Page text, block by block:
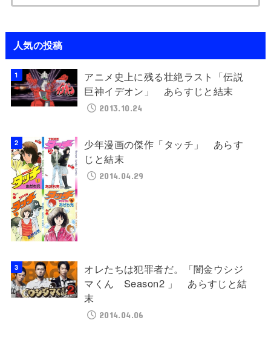
索:
人気の投稿
アニメ史上に残る壮絶ラスト「伝説
巨神イデオン」 あらすじと結末
2013.10.24
少年漫画の傑作「タッチ」 あらす
じと結末
2014.04.29
オレたちは犯罪者だ。「闇金ウシジ
マくん Season2 」 あらすじと結
末
2014.04.06